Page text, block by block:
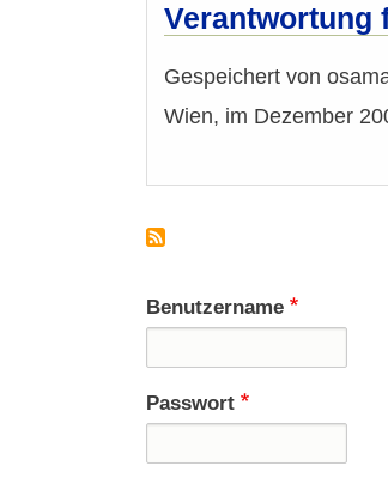
Verantwortung
Gespeichert von
Wien, im Dezember
Benutzername
Passwort